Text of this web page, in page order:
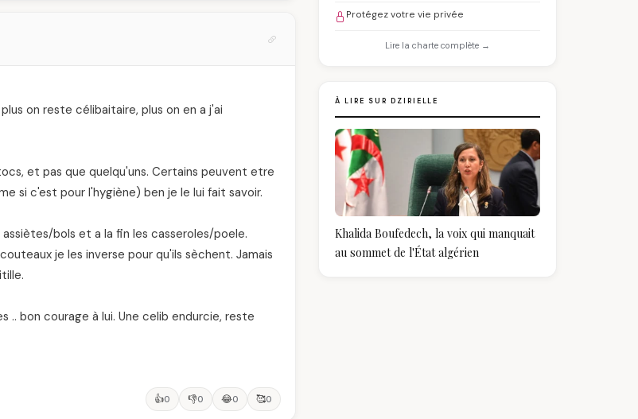
on reste célibaitaire, plus on en a j'ai
et pas que quelqu'uns. Certains peuvent etre
si c'est pour l'hygiène) ben je le lui fait savoir.
bols et a la fin les casseroles/poele.
je les inverse pour qu'ils sèchent. Jamais
.. bon courage à lui. Une celib endurcie, reste
👍0 👎0 😂0 🥰0
Protégez votre vie privée
Lire la charte complète →
À LIRE SUR DZIRIELLE
Khalida Boufedech, la voix qui manquait
au sommet de l'État algérien